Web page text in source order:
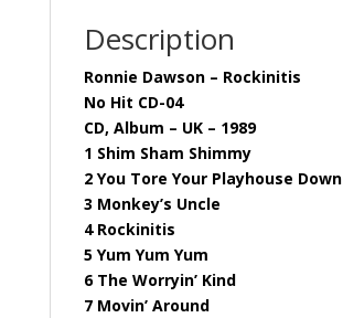
Description
Ronnie Dawson – Rockinitis
No Hit CD-04
CD, Album – UK – 1989
1 Shim Sham Shimmy
2 You Tore Your Playhouse Down
3 Monkey’s Uncle
4 Rockinitis
5 Yum Yum Yum
6 The Worryin’ Kind
7 Movin’ Around